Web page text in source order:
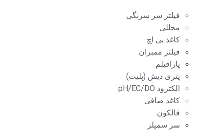
فیلتر سر سرنگی
مجللی
کاغذ پی اچ
فیلتر ممبران
پارافیلم
پتری دیش (پلیت)
الکترود pH/EC/DO
کاغذ صافی
فالکون
سر سمپلر